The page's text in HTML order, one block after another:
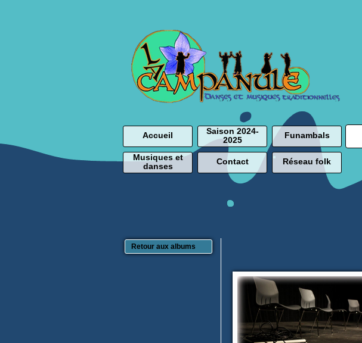
Accueil
Saison 2024-
2025
Funambals
Musiques et
danses
Contact Réseau folk
Retour aux albums